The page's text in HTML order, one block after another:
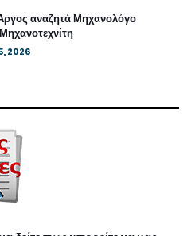
αναζητά Μηχανολόγο
2026